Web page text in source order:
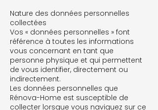
Nature des données personnelles
collectées
Vos « données personnelles » font
référence à toutes les informations
vous concernant en tant que
personne physique et qui permettent
de vous identifier, directement ou
indirectement.
Les données personnelles que
Rénova-Home est susceptible de
collecter lorsque vous naviguez sur ce